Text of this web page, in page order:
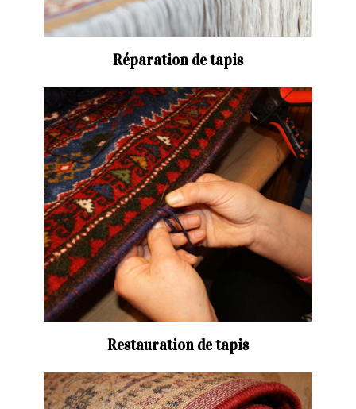
Réparation de tapis
Restauration de tapis